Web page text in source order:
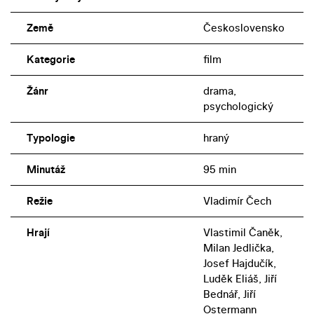
Země Československo
Kategorie film
Žánr
drama,
psychologický
Typologie hraný
Minutáž 95 min
Režie Vladimír Čech
Hrají
Vlastimil Čaněk,
Milan Jedlička,
Josef Hajdučík,
Luděk Eliáš, Jiří
Bednář, Jiří
Ostermann